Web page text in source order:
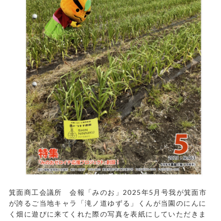
箕面商工会議所 会報「みのお」2025年5月号我が箕面市
が誇るご当地キャラ「滝ノ道ゆずる」くんが当園のにんに
く畑に遊びに来てくれた際の写真を表紙にしていただきま